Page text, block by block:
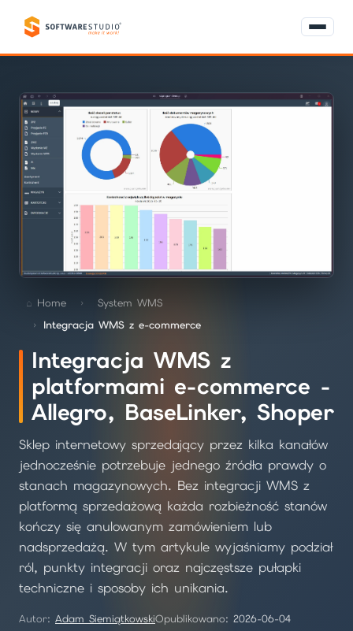
Home
System WMS
Integracja WMS z e-commerce
Integracja WMS z
platformami e-commerce -
Allegro, BaseLinker, Shoper
Sklep internetowy sprzedający przez kilka kanałów
jednocześnie potrzebuje jednego źródła prawdy o
stanach magazynowych. Bez integracji WMS z
platformą sprzedażową każda rozbieżność stanów
kończy się anulowanym zamówieniem lub
nadsprzedażą. W tym artykule wyjaśniamy podział
ról, punkty integracji oraz najczęstsze pułapki
techniczne i sposoby ich unikania.
Autor: Adam SiemiątkowskiOpublikowano: 2026-06-04